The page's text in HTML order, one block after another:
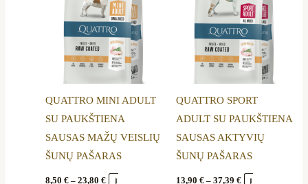
QUATTRO MINI ADULT
SU PAUKŠTIENA
SAUSAS MAŽŲ VEISLIŲ
ŠUNŲ PAŠARAS
8,50€ – 23,80€ Į
variants.
The
options
may
be
chosen
on
the
product
page
QUATTRO SPORT
ADULT SU PAUKŠTIENA
SAUSAS AKTYVIŲ
ŠUNŲ PAŠARAS
13,90 € – 37,39 € Į
variants.
The
options
may
be
chosen
on
the
product
page